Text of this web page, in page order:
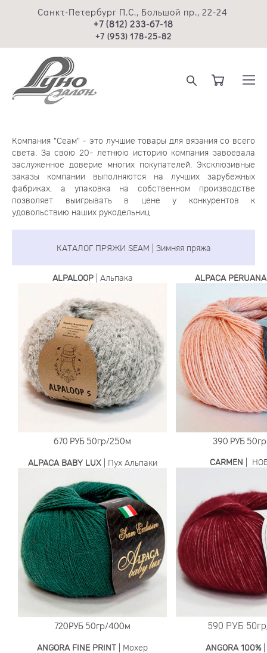
Санкт-Петербург П.С., Большой пр., 22-24
+7 (812) 233-67-18
+7 (953) 178-25-82
Компания "Сеам" - это лучшие товары для вязания со всего
света. За свою 20- летнюю историю компания завоевала
заслуженное доверие многих покупателей. Эксклюзивные
заказы компании выполняются на лучших зарубежных
фабриках, а упаковка на собственном производстве
позволяет выигрывать в цене у конкурентов к
удовольствию наших рукодельниц
КАТАЛОГ ПРЯЖИ SEAM | Зимняя пряжа
ALPALOOP| Альпака
670 РУБ 50гр/250м
ALPACA PERUANA
390 РУБ
ALPACA BABY LUX| Пух Альпаки
720РУБ 50гр/400м
CARMEN |
590 РУБ
ANGORA FINE PRINT | Мохер ANGORA 100%|